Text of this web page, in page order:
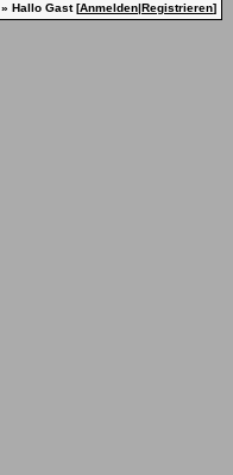
» Hallo Gast [Anmelden|Registrieren]